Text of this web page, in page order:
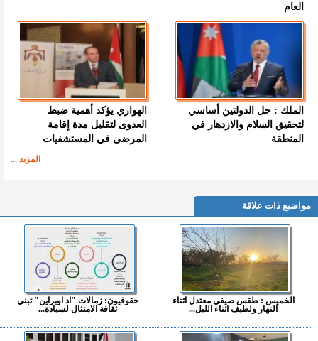
العام
الملك : حل الدولتين أساسي
لتحقيق السلام والازدهار في
المنطقة
الهواري يؤكد أهمية ضبط
العدوى لتقليل مدة إقامة
المرضى في المستشفيات
المزيد ...
مواضيع ذات علاقة
الخميس : طقس صيفي معتدل اثناء
النهار ولطيف اثناء الليل...
حقوقيون: زمالات "اد اوبراين" تبني
ثقافة الامتثال لسيادة...